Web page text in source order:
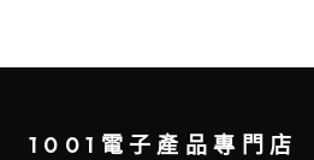
1001電子產品專門店